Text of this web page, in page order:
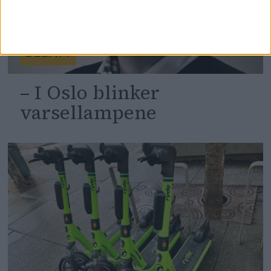
DEBATT
– I Oslo blinker
varsellampene